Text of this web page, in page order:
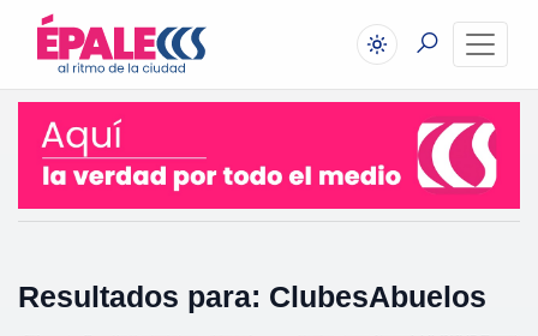
Resultados para: ClubesAbuelos